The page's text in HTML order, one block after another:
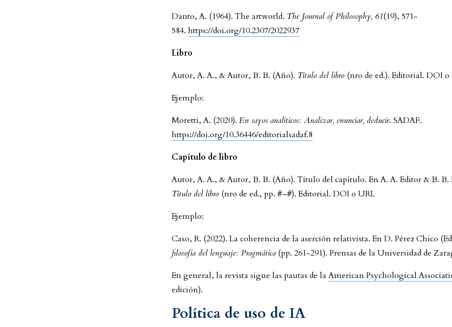
Danto, A. (1964). The artworld. The Journal of Philosophy, 61(19), 571-
584. https://doi.org/10.2307/2022937
Libro
Autor, A. A., & Autor, B. B. (Año). Título del libro (nro de ed.). Editorial. DOI o
Ejemplo:
Moretti, A. (2020). En sayos analíticos: Analizar, enunciar, deducir. SADAF.
https://doi.org/10.36446/editorialsadaf.8
Capítulo de libro
Autor, A. A., & Autor, B. B. (Año). Título del capítulo. En A. A. Editor & B. B.
Título del libro (nro de ed., pp. #–#). Editorial. DOI o URL
Ejemplo:
Caso, R. (2022). La coherencia de la aserción relativista. En D. Pérez Chico
filosofía del lenguaje: Pragmática (pp. 261-291). Prensas de la Universidad de
En general, la revista sigue las pautas de laAmerican Psychological
edición).
Política de uso de IA